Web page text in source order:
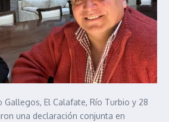
Gallegos, El Calafate, Río Turbio y 28
una declaración conjunta en